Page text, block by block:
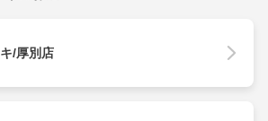
/厚別店